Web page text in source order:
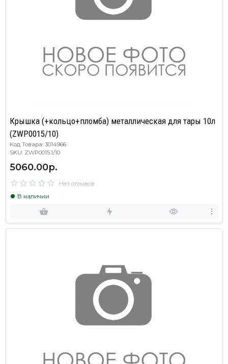
Крышка (+кольцо+пломба) металлическая для тары 10л
(ZWP0015/10)
Код Товара: 3014966
SKU: ZWP0015.1/10
5060.00р.
Нет отзывов
В наличии